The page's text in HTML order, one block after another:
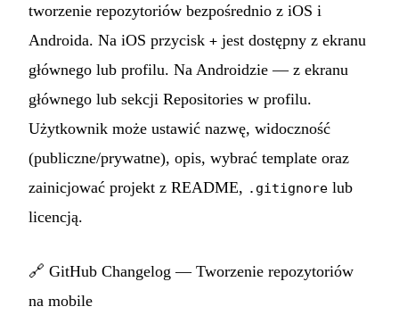
tworzenie repozytoriów bezpośrednio z iOS i
Androida. Na iOS przycisk + jest dostępny z ekranu
głównego lub profilu. Na Androidzie — z ekranu
głównego lub sekcji Repositories w profilu.
Użytkownik może ustawić nazwę, widoczność
(publiczne/prywatne), opis, wybrać template oraz
zainicjować projekt z README, .gitignore lub
licencją.
🔗 GitHub Changelog — Tworzenie repozytoriów
na mobile